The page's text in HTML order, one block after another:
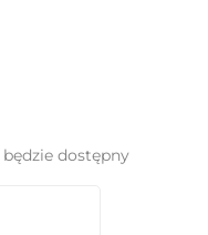
dostępny